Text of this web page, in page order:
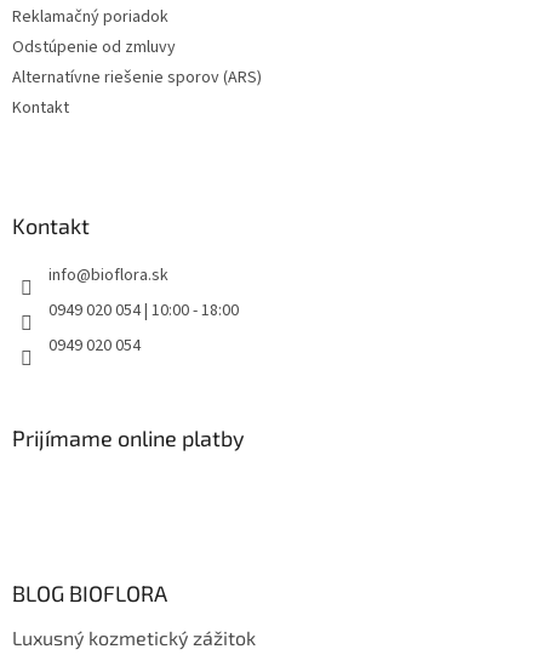
Reklamačný poriadok
Odstúpenie od zmluvy
Alternatívne riešenie sporov (ARS)
Kontakt
Kontakt
info@bioflora.sk
0949 020 054 | 10:00 - 18:00
0949 020 054
Prijímame online platby
BLOG BIOFLORA
Luxusný kozmetický zážitok